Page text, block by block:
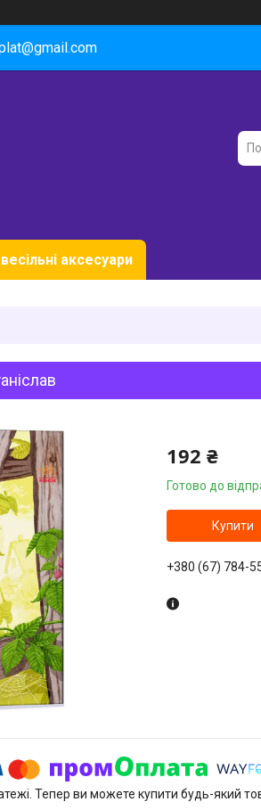
весільні аксесуари
192 ₴
Готово до
Купити
+380 (67) 784-
Тепер ви можете купити будь-який